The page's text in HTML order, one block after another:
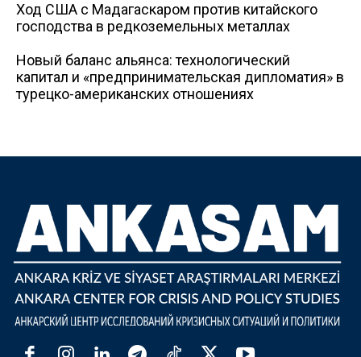
Ход США с Мадагаскаром против китайского
господства в редкоземельных металлах
Новый баланс альянса: технологический
капитал и «предпринимательская дипломатия» в
турецко-американских отношениях